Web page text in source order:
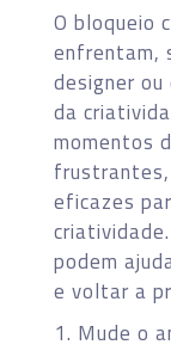
O bloqueio
enfrentam,
designer
da
momentos
eficazes
podem
e voltar a
1. Mude o